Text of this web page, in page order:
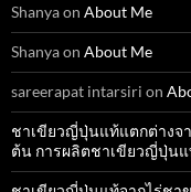
Shanyaon About Me
Shanyaon About Me
sareerapat intarsiri on
ชาเขียวญี่ปุ่นแท้แตกต่างจ
ต้น การผลิตชาเขียวญี่ปุ่นแ